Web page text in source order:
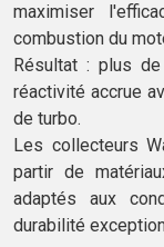
maximiser
combustion du
Résultat : plus
réactivité accrue
de turbo.
Les collecteurs
partir de
adaptés aux
durabilité